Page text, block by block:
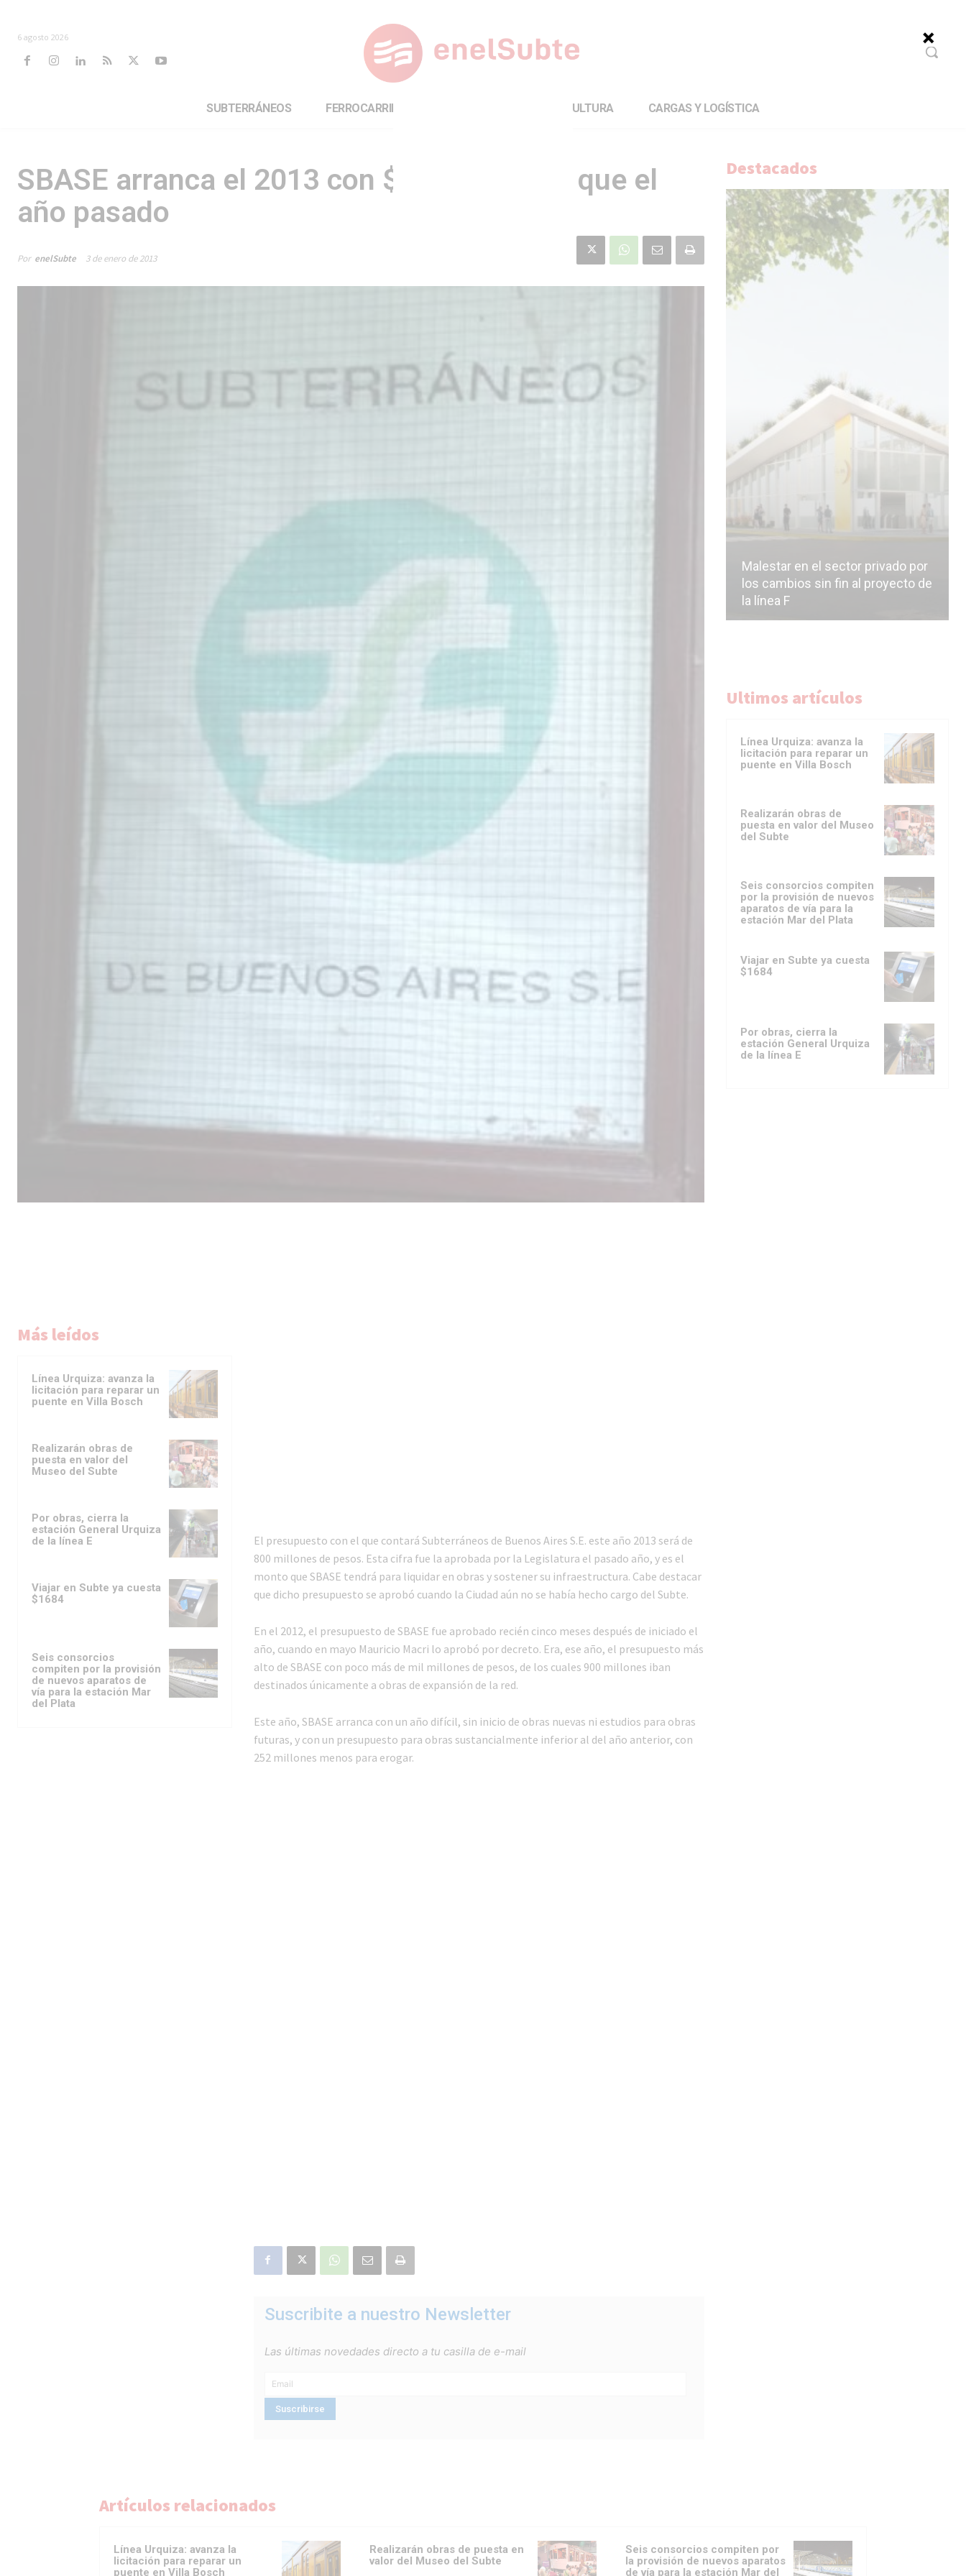
6 agosto 2026
SUBTERRÁNEOS FERROCARRILES CULTURA CARGAS Y LOGÍSTICA
SBASE arranca el 2013 con $252M menos que el
año pasado
Por enelSubte 3 de enero de 2013
Más leídos
Línea Urquiza: avanza la
licitación para reparar un
puente en Villa Bosch
Realizarán obras de
puesta en valor del
Museo del Subte
Por obras, cierra la
estación General Urquiza
de la línea E
Viajar en Subte ya cuesta
$1684
Seis consorcios
compiten por la provisión
de nuevos aparatos de
vía para la estación Mar
del Plata
El presupuesto con el que contará Subterráneos de Buenos Aires S.E. este año 2013 será de
800 millones de pesos. Esta cifra fue la aprobada por la Legislatura el pasado año, y es el
monto que SBASE tendrá para liquidar en obras y sostener su infraestructura. Cabe destacar
que dicho presupuesto se aprobó cuando la Ciudad aún no se había hecho cargo del Subte.
En el 2012, el presupuesto de SBASE fue aprobado recién cinco meses después de iniciado el
año, cuando en mayo Mauricio Macri lo aprobó por decreto. Era, ese año, el presupuesto más
alto de SBASE con poco más de mil millones de pesos, de los cuales 900 millones iban
destinados únicamente a obras de expansión de la red.
Este año, SBASE arranca con un año difícil, sin inicio de obras nuevas ni estudios para obras
futuras, y con un presupuesto para obras sustancialmente inferior al del año anterior, con
252 millones menos para erogar.
Suscribite a nuestro Newsletter
Las últimas novedades directo a tu casilla de e-mail
Destacados
Malestar en el sector privado por
los cambios sin fin al proyecto de
la línea F
Ultimos artículos
Línea Urquiza: avanza la
licitación para reparar un
puente en Villa Bosch
Realizarán obras de
puesta en valor del Museo
del Subte
Seis consorcios compiten
por la provisión de nuevos
aparatos de vía para la
estación Mar del Plata
Viajar en Subte ya cuesta
$1684
Por obras, cierra la
estación General Urquiza
de la línea E
Artículos relacionados
Línea Urquiza: avanza la
licitación para reparar un
puente en Villa Bosch
Realizarán obras de puesta en
valor del Museo del Subte
Seis consorcios compiten por
la provisión de nuevos aparatos
de vía para la estación Mar del